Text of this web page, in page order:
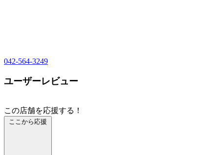
042-564-3249
ユーザーレビュー
この店舗を応援する！
ここから応援